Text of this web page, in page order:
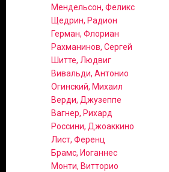
Мендельсон, Феликс
Щедрин, Радион
Герман, Флориан
Рахманинов, Сергей
Шитте, Людвиг
Вивальди, Антонио
Огинский, Михаил
Верди, Джузеппе
Вагнер, Рихард
Россини, Джоаккино
Лист, Ференц
Брамс, Иоганнес
Монти, Витторио